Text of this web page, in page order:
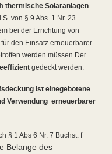
thermische Solaranlagen
von § 9 Abs. 1 Nr. 23
bei der Errichtung von
den Einsatz erneuerbarer
werden müssen.Der
gedeckt werden.
ist einegebotene
Verwendung erneuerbarer
§ 1 Abs 6 Nr. 7 Buchst. f
Belange des